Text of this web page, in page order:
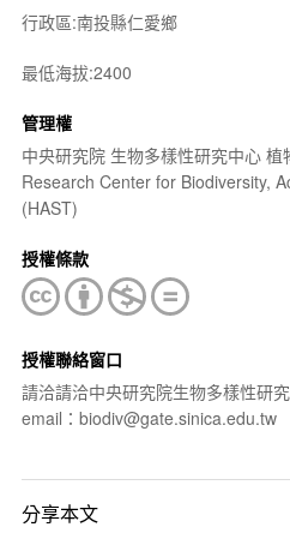
行政區:南投縣仁愛鄉
最低海拔:2400
管理權
中央研究院 生物多樣性研究中心
Research Center for Biodiversity,
(HAST)
授權條款
授權聯絡窗口
請洽請洽中央研究院生物多樣性研
email：biodiv@gate.sinica.edu.tw
分享本文